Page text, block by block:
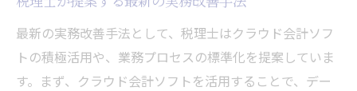
最新の実務改善手法として、税理士はクラウド会計ソフ
トの積極活用や、業務プロセスの標準化を提案していま
す。まず、クラウド会計ソフトを活用することで、デー